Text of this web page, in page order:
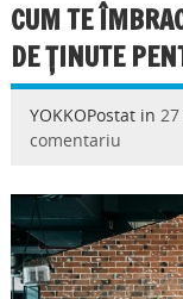
CUM TE
DE ȚINUTE
YOKKOPostat in
comentariu